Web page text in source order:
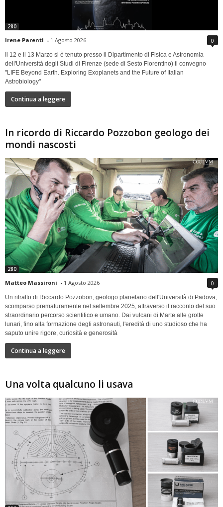
280
Irene Parenti - 1 Agosto 2026 0
Il 12 e il 13 Marzo si è tenuto presso il Dipartimento di Fisica e Astronomia
dell'Università degli Studi di Firenze (sede di Sesto Fiorentino) il convegno
"LIFE Beyond Earth. Exploring Exoplanets and the Future of Italian
Astrobiology"
Continua a leggere
In ricordo di Riccardo Pozzobon geologo dei
mondi nascosti
280
Matteo Massironi - 1 Agosto 2026 0
Un ritratto di Riccardo Pozzobon, geologo planetario dell'Università di Padova,
scomparso prematuramente nel settembre 2025, attraverso il racconto del suo
straordinario percorso scientifico e umano. Dai vulcani di Marte alle grotte
lunari, fino alla formazione degli astronauti, l'eredità di uno studioso che ha
saputo unire rigore, curiosità e generosità
Continua a leggere
Una volta qualcuno li usava